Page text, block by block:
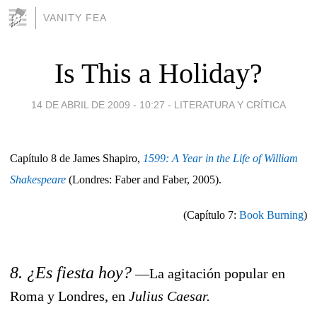
VANITY FEA
Is This a Holiday?
14 DE ABRIL DE 2009 - 10:27 - LITERATURA Y CRÍTICA
Capítulo 8 de James Shapiro, 1599: A Year in the Life of William
Shakespeare (Londres: Faber and Faber, 2005).
(Capítulo 7: Book Burning)
8. ¿Es fiesta hoy?—La agitación popular en
Roma y Londres, en Julius Caesar.